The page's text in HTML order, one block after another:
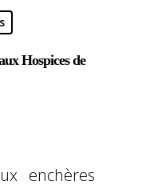
Hospices de
enchères